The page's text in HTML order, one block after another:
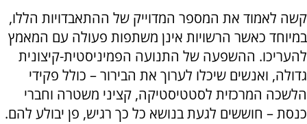
קשה לאמוד את המספר המדוייק של ההתאבדויות הללו,
במיוחד כאשר הרשויות אינן משתפות פעולה עם המאמץ
להעריכו. ההשפעה של התנועה הפמיניסטית-קיצונית
גדולה, ואנשים שיכלו לערוך את הבירור – כולל פקידי
הלשכה המרכזית לסטטיסטיקה, קציני משטרה וחברי
כנסת – חוששים לגעת בנושא כל כך רגיש, פן יבולע להם.